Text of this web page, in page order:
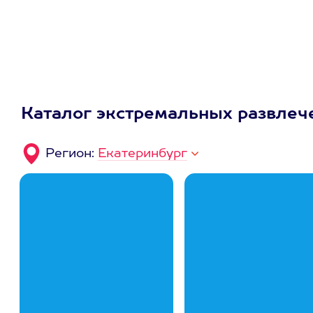
Каталог экстремальных
Регион: Екатеринбург